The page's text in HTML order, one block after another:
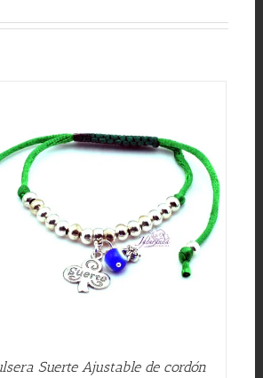
Suerte Ajustable de cordón